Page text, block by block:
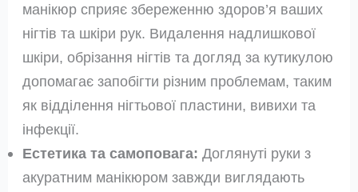
манікюр сприяє збереженню здоров’я ваших
нігтів та шкіри рук. Видалення надлишкової
шкіри, обрізання нігтів та догляд за кутикулою
допомагає запобігти різним проблемам, таким
як відділення нігтьової пластини, вивихи та
інфекції.
Естетика та самоповага: Доглянуті руки з
акуратним манікюром завжди виглядають